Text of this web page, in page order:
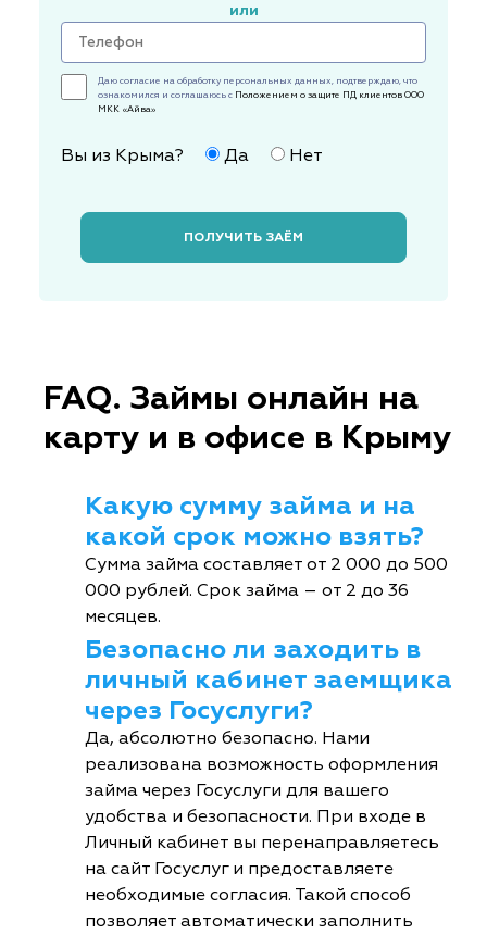
или
Даю согласие на обработку персональных данных, подтверждаю, что
ознакомился и соглашаюсь с Положением о защите ПД клиентов ООО
МКК «Айва»
Вы из Крыма? Да Нет
ПОЛУЧИТЬ ЗАЁМ
FAQ. Займы онлайн на
карту и в офисе в Крыму
Какую сумму займа и на
какой срок можно взять?
Сумма займа составляет от 2 000 до 500
000 рублей. Срок займа – от 2 до 36
месяцев.
Безопасно ли заходить в
личный кабинет заемщика
через Госуслуги?
Да, абсолютно безопасно. Нами
реализована возможность оформления
займа через Госуслуги для вашего
удобства и безопасности. При входе в
Личный кабинет вы перенаправляетесь
на сайт Госуслуг и предоставляете
необходимые согласия. Такой способ
позволяет автоматически заполнить